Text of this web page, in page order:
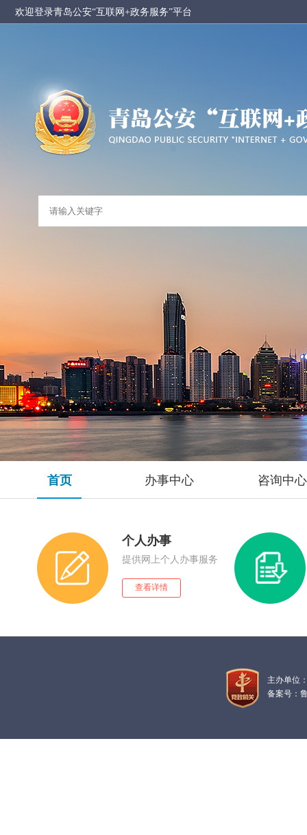
欢迎登录青岛公安“互联网+政务服务”平台
首页 办事中心 咨询中心
个人办事
提供网上个人办事服务
主办单位
备案号：